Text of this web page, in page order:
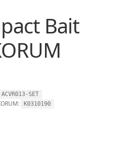
Bait
ACVR013-SET
K0310190